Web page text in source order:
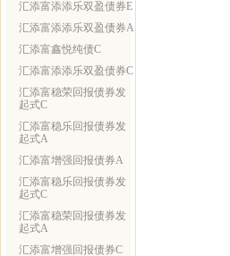
汇添富添添乐双盈债券E
汇添富添添乐双盈债券A
汇添富鑫悦纯债C
汇添富添添乐双盈债券C
汇添富稳荣回报债券发
起式C
汇添富稳乐回报债券发
起式A
汇添富增强回报债券A
汇添富稳乐回报债券发
起式C
汇添富稳荣回报债券发
起式A
汇添富增强回报债券C